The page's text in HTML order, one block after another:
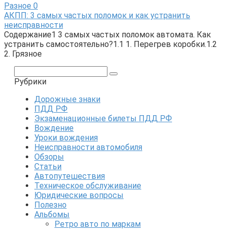
Разное 0
АКПП: 3 самых частых поломок и как устранить
неисправности
Содержание1 3 самых частых поломок автомата. Как
устранить самостоятельно?1.1 1. Перегрев коробки.1.2
2. Грязное
Рубрики
Дорожные знаки
ПДД РФ
Экзаменационные билеты ПДД РФ
Вождение
Уроки вождения
Неисправности автомобиля
Обзоры
Статьи
Автопутешествия
Техническое обслуживание
Юридические вопросы
Полезно
Альбомы
Ретро авто по маркам